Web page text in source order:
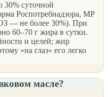
30% суточной
Роспотребнадзора, МР
— не более 30%). При
60–70 г жира в сутки.
и целей; жир
«на глаз» его легко
масле?